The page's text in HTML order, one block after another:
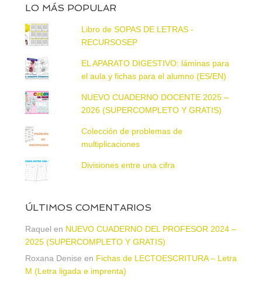
LO MÁS POPULAR
Libro de SOPAS DE LETRAS -
RECURSOSEP
EL APARATO DIGESTIVO: láminas para
el aula y fichas para el alumno (ES/EN)
NUEVO CUADERNO DOCENTE 2025 –
2026 (SUPERCOMPLETO Y GRATIS)
Colección de problemas de
multiplicaciones
Divisiones entre una cifra
ÚLTIMOS COMENTARIOS
Raquel en NUEVO CUADERNO DEL PROFESOR 2024 –
2025 (SUPERCOMPLETO Y GRATIS)
Roxana Denise en Fichas de LECTOESCRITURA – Letra
M (Letra ligada e imprenta)